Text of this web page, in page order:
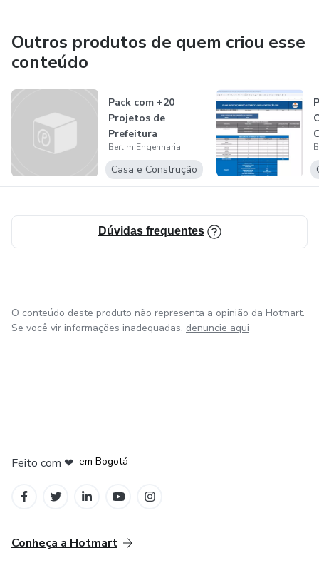
Outros produtos de quem criou esse
conteúdo
Pack com +20
Projetos de
Prefeitura
Berlim Engenharia
Casa e Construção
Dúvidas frequentes
O conteúdo deste produto não representa a opinião da Hotmart.
Se você vir informações inadequadas, denuncie aqui
Feito com ❤ em Bogotá
Conheça a Hotmart